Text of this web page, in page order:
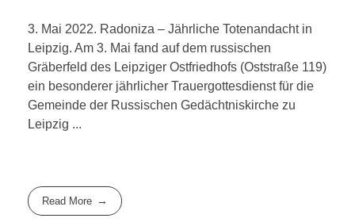
3. Mai 2022. Radoniza – Jährliche Totenandacht in
Leipzig. Am 3. Mai fand auf dem russischen
Gräberfeld des Leipziger Ostfriedhofs (Oststraße 119)
ein besonderer jährlicher Trauergottesdienst für die
Gemeinde der Russischen Gedächtniskirche zu
Leipzig ...
Read More